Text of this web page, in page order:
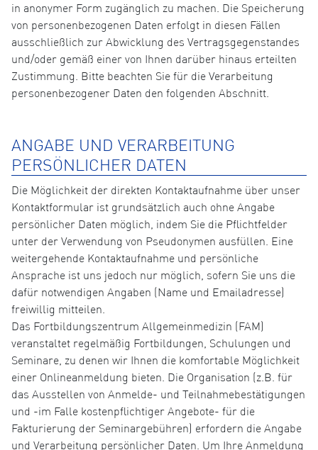
in anonymer Form zugänglich zu machen. Die Speicherung
von personenbezogenen Daten erfolgt in diesen Fällen
ausschließlich zur Abwicklung des Vertragsgegenstandes
und/oder gemäß einer von Ihnen darüber hinaus erteilten
Zustimmung. Bitte beachten Sie für die Verarbeitung
personenbezogener Daten den folgenden Abschnitt.
ANGABE UND VERARBEITUNG
PERSÖNLICHER DATEN
Die Möglichkeit der direkten Kontaktaufnahme über unser
Kontaktformular ist grundsätzlich auch ohne Angabe
persönlicher Daten möglich, indem Sie die Pflichtfelder
unter der Verwendung von Pseudonymen ausfüllen. Eine
weitergehende Kontaktaufnahme und persönliche
Ansprache ist uns jedoch nur möglich, sofern Sie uns die
dafür notwendigen Angaben (Name und Emailadresse)
freiwillig mitteilen.
Das Fortbildungszentrum Allgemeinmedizin (FAM)
veranstaltet regelmäßig Fortbildungen, Schulungen und
Seminare, zu denen wir Ihnen die komfortable Möglichkeit
einer Onlineanmeldung bieten. Die Organisation (z.B. für
das Ausstellen von Anmelde- und Teilnahmebestätigungen
und -im Falle kostenpflichtiger Angebote- für die
Fakturierung der Seminargebühren) erfordern die Angabe
und Verarbeitung persönlicher Daten. Um Ihre Anmeldung